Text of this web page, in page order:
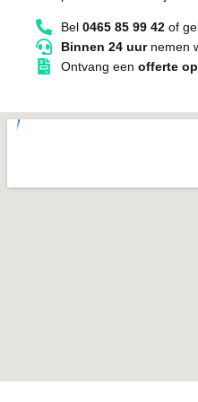
Bel 0465 85 99 42of
Binnen 24 uurnemen
Ontvang een offerte